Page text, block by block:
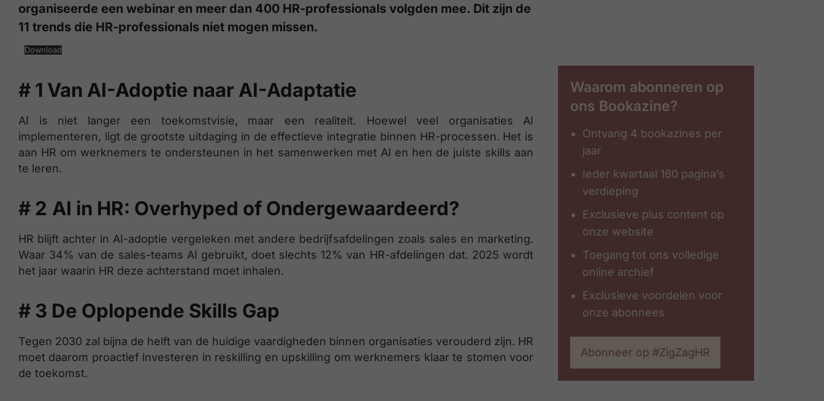
organiseerde een webinar en meer dan 400 HR-professionals volgden mee. Dit zijn de
11 trends die HR-professionals niet mogen missen.
Download
# 1 Van AI-Adoptie naar AI-Adaptatie
AI is niet langer een toekomstvisie, maar een realiteit. Hoewel veel organisaties AI
implementeren, ligt de grootste uitdaging in de effectieve integratie binnen HR-processen. Het is
aan HR om werknemers te ondersteunen in het samenwerken met AI en hen de juiste skills aan
te leren.
# 2 AI in HR: Overhyped of Ondergewaardeerd?
HR blijft achter in AI-adoptie vergeleken met andere bedrijfsafdelingen zoals sales en marketing.
Waar 34% van de sales-teams AI gebruikt, doet slechts 12% van HR-afdelingen dat. 2025 wordt
het jaar waarin HR deze achterstand moet inhalen.
# 3 De Oplopende Skills Gap
Tegen 2030 zal bijna de helft van de huidige vaardigheden binnen organisaties verouderd zijn. HR
moet daarom proactief investeren in reskilling en upskilling om werknemers klaar te stomen voor
de toekomst.
Waarom abonneren op
ons Bookazine?
Ontvang 4 bookazines per
jaar
Ieder kwartaal 160 pagina’s
verdieping
Exclusieve plus content op
onze website
Toegang tot ons volledige
online archief
Exclusieve voordelen voor
onze abonnees
Abonneer op #ZigZagHR